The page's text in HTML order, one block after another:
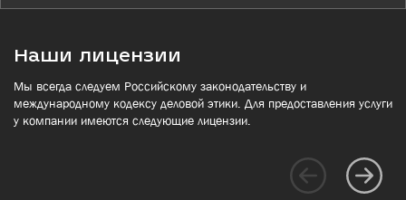
Наши лицензии
Мы всегда следуем Российскому законодательству и
международному кодексу деловой этики. Для предоставления услуги
у компании имеются следующие лицензии.